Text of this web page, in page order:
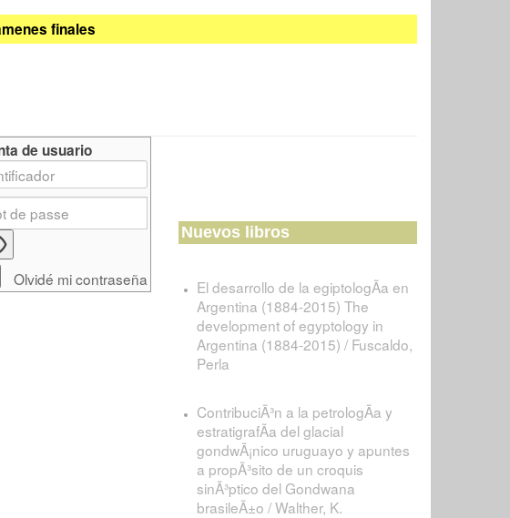
finales
de usuario
Olvidé mi contraseña
Nuevos libros
El desarrollo de la egiptologÃ­a en
Argentina (1884-2015) The
development of egyptology in
Argentina (1884-2015) / Fuscaldo,
Perla
ContribuciÃ³n a la petrologÃ­a y
estratigrafÃ­a del glacial
gondwÃ¡nico uruguayo y apuntes
a propÃ³sito de un croquis
sinÃ³ptico del Gondwana
brasileÃ±o / Walther, K.